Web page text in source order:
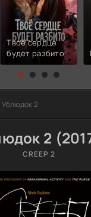
Твоё сердце
будет разбито
Ублюдок 2
2
CREEP 2